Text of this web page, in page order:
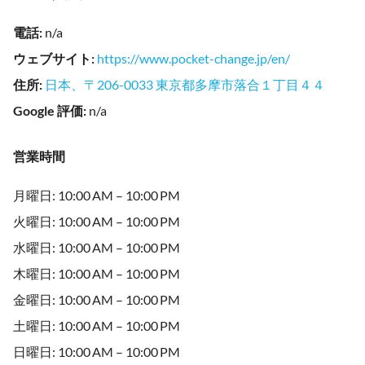
電話: n/a
ウェブサイト : https://www.pocket-change.jp/en/
住所: 日本、〒206-0033 東京都多摩市落合１丁目４４
Google 評価: n/a
営業時間
月曜日: 10:00 AM – 10:00 PM
火曜日: 10:00 AM – 10:00 PM
水曜日: 10:00 AM – 10:00 PM
木曜日: 10:00 AM – 10:00 PM
金曜日: 10:00 AM – 10:00 PM
土曜日: 10:00 AM – 10:00 PM
日曜日: 10:00 AM – 10:00 PM